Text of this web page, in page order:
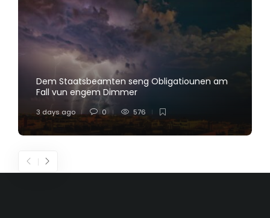
Dem Staatsbeamten seng Obligatiounen am
Fall vun engem Dimmer
3 days ago 0 576